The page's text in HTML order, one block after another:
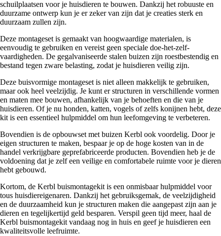
schuilplaatsen voor je huisdieren te bouwen. Dankzij het robuuste en
duurzame ontwerp kun je er zeker van zijn dat je creaties sterk en
duurzaam zullen zijn.
Deze montageset is gemaakt van hoogwaardige materialen, is
eenvoudig te gebruiken en vereist geen speciale doe-het-zelf-
vaardigheden. De gegalvaniseerde stalen buizen zijn roestbestendig en
bestand tegen zware belasting, zodat je huisdieren veilig zijn.
Deze buisvormige montageset is niet alleen makkelijk te gebruiken,
maar ook heel veelzijdig. Je kunt er structuren in verschillende vormen
en maten mee bouwen, afhankelijk van je behoeften en die van je
huisdieren. Of je nu honden, katten, vogels of zelfs konijnen hebt, deze
kit is een essentieel hulpmiddel om hun leefomgeving te verbeteren.
Bovendien is de opbouwset met buizen Kerbl ook voordelig. Door je
eigen structuren te maken, bespaar je op de hoge kosten van in de
handel verkrijgbare geprefabriceerde producten. Bovendien heb je de
voldoening dat je zelf een veilige en comfortabele ruimte voor je dieren
hebt gebouwd.
Kortom, de Kerbl buismontagekit is een onmisbaar hulpmiddel voor
tous huisdiereigenaren. Dankzij het gebruiksgemak, de veelzijdigheid
en de duurzaamheid kun je structuren maken die aangepast zijn aan je
dieren en tegelijkertijd geld besparen. Verspil geen tijd meer, haal de
Kerbl buismontagekit vandaag nog in huis en geef je huisdieren een
kwaliteitsvolle leefruimte.